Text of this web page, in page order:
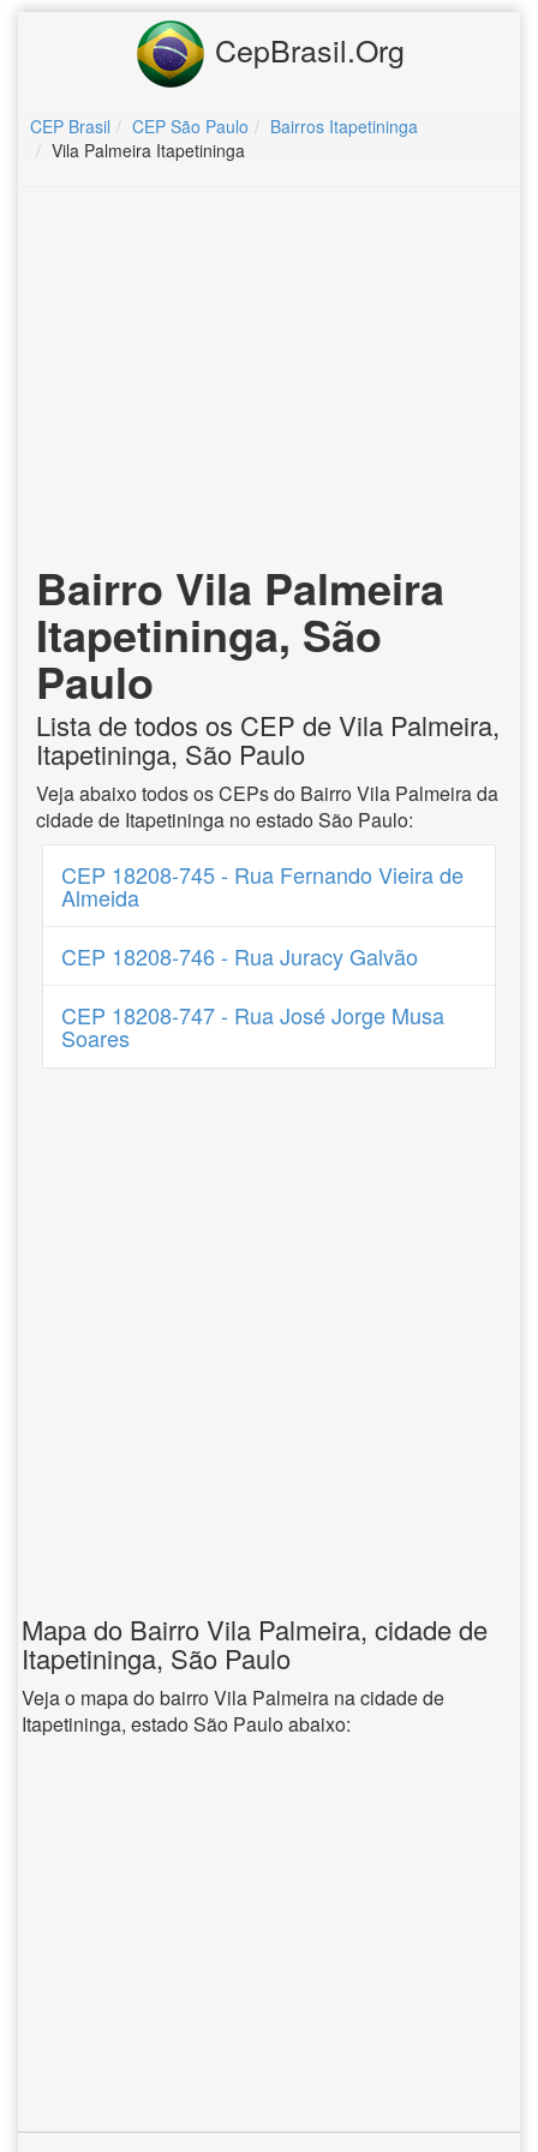
CepBrasil.Org
CEP Brasil CEP São Paulo
Bairros Itapetininga
Vila Palmeira Itapetininga
Bairro Vila Palmeira
Itapetininga, São
Paulo
Lista de todos os CEP de Vila Palmeira,
Itapetininga, São Paulo
Veja abaixo todos os CEPs do Bairro Vila Palmeira da
cidade de Itapetininga no estado São Paulo:
CEP 18208-745 - Rua Fernando Vieira de
Almeida
CEP 18208-746 - Rua Juracy Galvão
CEP 18208-747 - Rua José Jorge Musa
Soares
Mapa do Bairro Vila Palmeira, cidade de
Itapetininga, São Paulo
Veja o mapa do bairro Vila Palmeira na cidade de
Itapetininga, estado São Paulo abaixo: